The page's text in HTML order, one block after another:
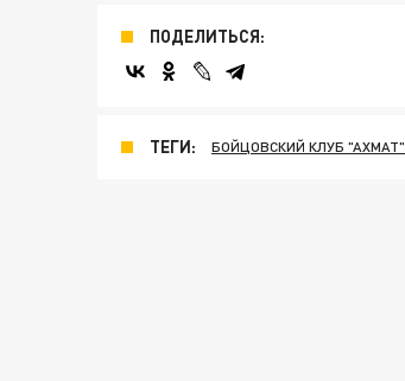
ПОДЕЛИТЬСЯ:
ТЕГИ: БОЙЦОВСКИЙ КЛУБ "АХМАТ"